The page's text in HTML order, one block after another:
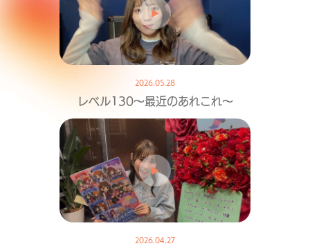
2026.05.28
レベル130〜最近のあれこれ〜
2026.04.27